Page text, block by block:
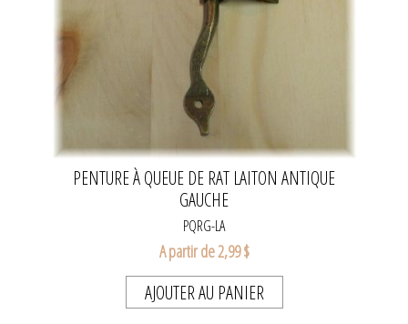
PENTURE À QUEUE DE RAT LAITON ANTIQUE
GAUCHE
PQRG-LA
A partir de 2,99 $
AJOUTER AU PANIER